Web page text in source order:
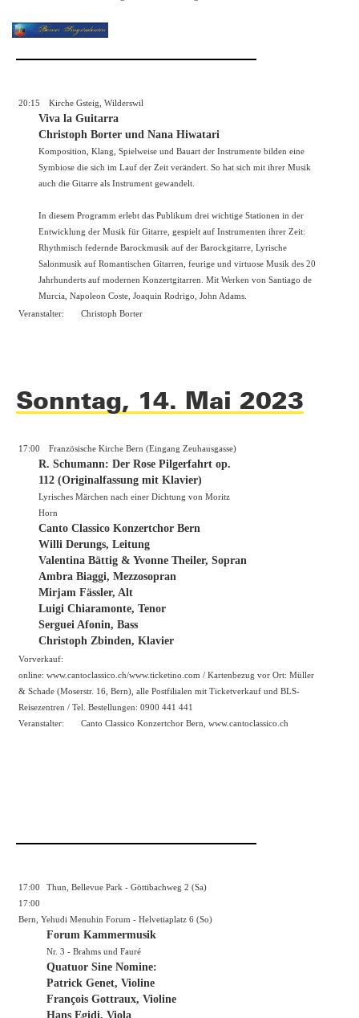
20:15 Kirche Gsteig, Wilderswil
Viva la Guitarra
Christoph Borter und Nana Hiwatari
Komposition, Klang, Spielweise und Bauart der Instrumente bilden eine
Symbiose die sich im Lauf der Zeit verändert. So hat sich mit ihrer Musik
auch die Gitarre als Instrument gewandelt.
In diesem Programm erlebt das Publikum drei wichtige Stationen in der
Entwicklung der Musik für Gitarre, gespielt auf Instrumenten ihrer Zeit:
Rhythmisch federnde Barockmusik auf der Barockgitarre, Lyrische
Salonmusik auf Romantischen Gitarren, feurige und virtuose Musik des 20
Jahrhunderts auf modernen Konzertgitarren. Mit Werken von Santiago de
Murcia, Napoleon Coste, Joaquin Rodrigo, John Adams.
Veranstalter:
Christoph Borter
Sonntag, 14. Mai 2023
17:00 Französische Kirche Bern (Eingang Zeuhausgasse)
R. Schumann: Der Rose Pilgerfahrt op.
112 (Originalfassung mit Klavier)
Lyrisches Märchen nach einer Dichtung von Moritz
Horn
Canto Classico Konzertchor Bern
Willi Derungs, Leitung
Valentina Bättig & Yvonne Theiler, Sopran
Ambra Biaggi, Mezzosopran
Mirjam Fässler, Alt
Luigi Chiaramonte, Tenor
Serguei Afonin, Bass
Christoph Zbinden, Klavier
Vorverkauf:
online: www.cantoclassico.ch/www.ticketino.com / Kartenbezug vor Ort: Müller
& Schade (Moserstr. 16, Bern), alle Postfilialen mit Ticketverkauf und BLS-
Reisezentren / Tel. Bestellungen: 0900 441 441
Veranstalter:
Canto Classico Konzertchor Bern, www.cantoclassico.ch
17:00
Thun, Bellevue Park - Göttibachweg 2 (Sa)
17:00
Bern, Yehudi Menuhin Forum - Helvetiaplatz 6 (So)
Forum Kammermusik
Nr. 3 - Brahms und Fauré
Quatuor Sine Nomine:
Patrick Genet, Violine
François Gottraux, Violine
Hans Egidi, Viola